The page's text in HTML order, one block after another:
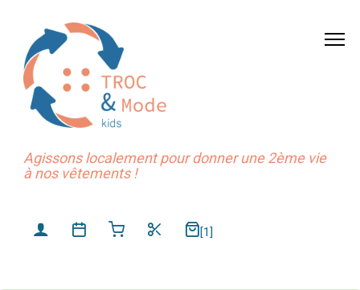
Agissons localement pour donner une 2ème vie
à nos vêtements !
[1]